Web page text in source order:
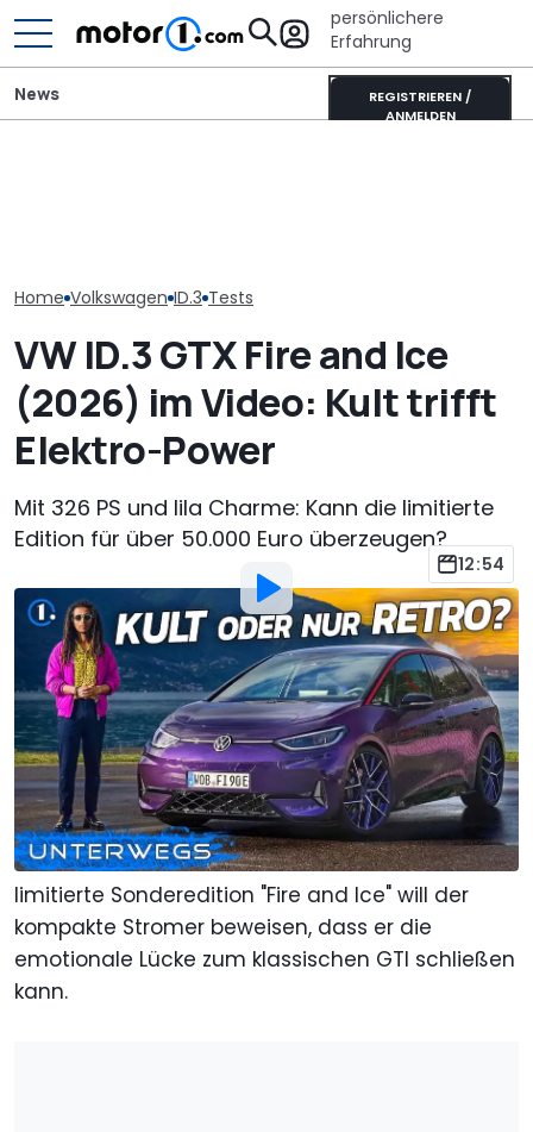
persönlichere
Erfahrung
REGISTRIEREN /
ANMELDEN
News
Home Volkswagen ID.3 Tests
VW ID.3 GTX Fire and Ice
(2026) im Video: Kult trifft
Elektro-Power
Mit 326 PS und lila Charme: Kann die limitierte
Edition für über 50.000 Euro überzeugen?
12:54
Bild von:Motor1.com Deutschland
Von:Motor1.com
3. Apr.um16:28 Uhr
Als bevorzugte Quelle Motor1.com
auf Google hinzufügen
Über 50.000 Euro für einen VW ID.3? Vor wenigen
Jahren hätte man das noch belächelt. Doch als
limitierte Sonderedition "Fire and Ice" will der
kompakte Stromer beweisen, dass er die
emotionale Lücke zum klassischen GTI schließen
kann.